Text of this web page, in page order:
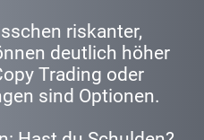
riskanter,
deutlich höher
Trading oder
sind Optionen.